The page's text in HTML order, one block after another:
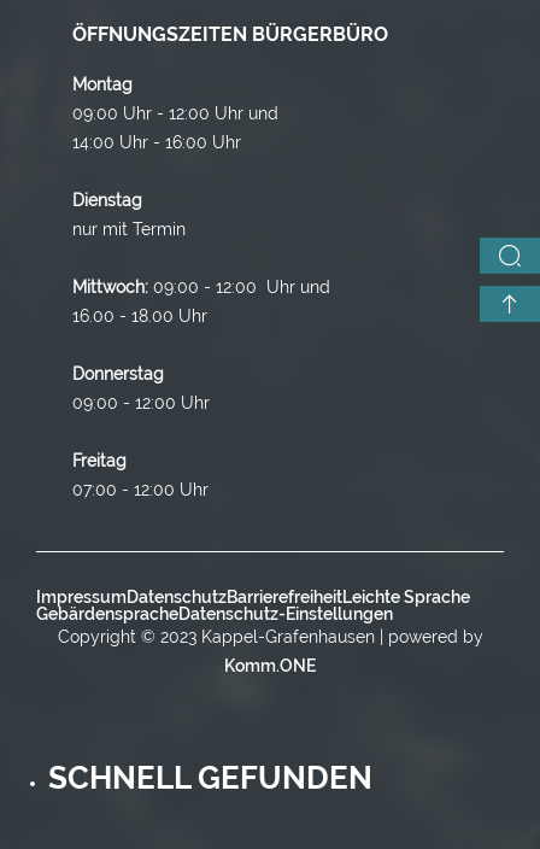
ÖFFNUNGSZEITEN BÜRGERBÜRO
Montag
09:00 Uhr - 12:00 Uhr und
14:00 Uhr - 16:00 Uhr
Dienstag
nur mit Termin
Mittwoch: 09:00 - 12:00 Uhr und
16.00 - 18.00 Uhr
Donnerstag
09:00 - 12:00 Uhr
Freitag
07:00 - 12:00 Uhr
ImpressumDatenschutzBarrierefreiheitLeichte Sprache
GebärdenspracheDatenschutz-Einstellungen
Copyright © 2023 Kappel-Grafenhausen | powered by
Komm.ONE
SCHNELL GEFUNDEN